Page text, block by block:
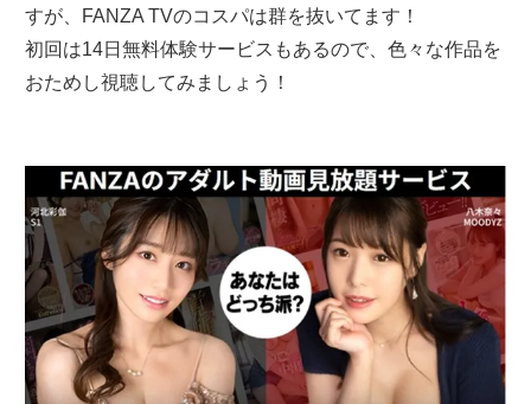
すが、FANZA TVのコスパは群を抜いてます！
初回は14日無料体験サービスもあるので、色々な作品を
おためし視聴してみましょう！